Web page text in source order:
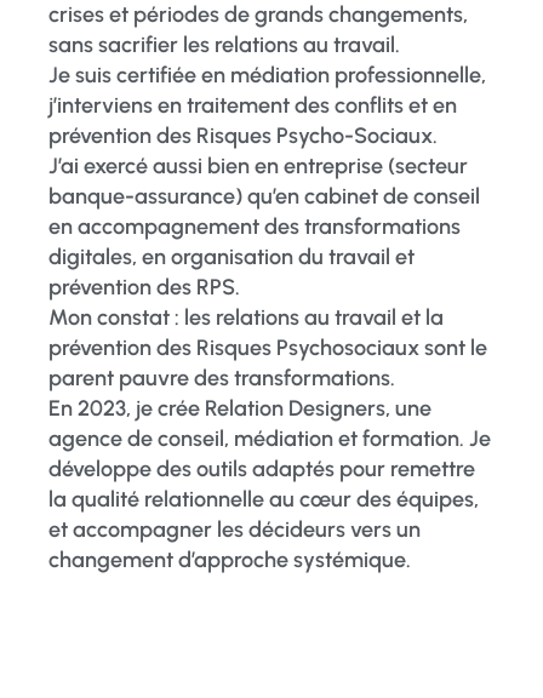
crises et périodes de grands changements,
sans sacrifier les relations au travail.
Je suis certifiée en médiation professionnelle,
j’interviens en traitement des conflits et en
prévention des Risques Psycho-Sociaux.
J’ai exercé aussi bien en entreprise (secteur
banque-assurance) qu’en cabinet de conseil
en accompagnement des transformations
digitales, en organisation du travail et
prévention des RPS.
Mon constat : les relations au travail et la
prévention des Risques Psychosociaux sont le
parent pauvre des transformations.
En 2023, je crée Relation Designers, une
agence de conseil, médiation et formation. Je
développe des outils adaptés pour remettre
la qualité relationnelle au cœur des équipes,
et accompagner les décideurs vers un
changement d’approche systémique.